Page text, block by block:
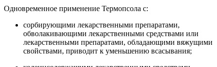
Одновременное применение Термопсола с:
сорбирующими лекарственными препаратами,
обволакивающими лекарственными средствами или
лекарственными препаратами, обладающими вяжущими
свойствами, приводит к уменьшению всасывания;